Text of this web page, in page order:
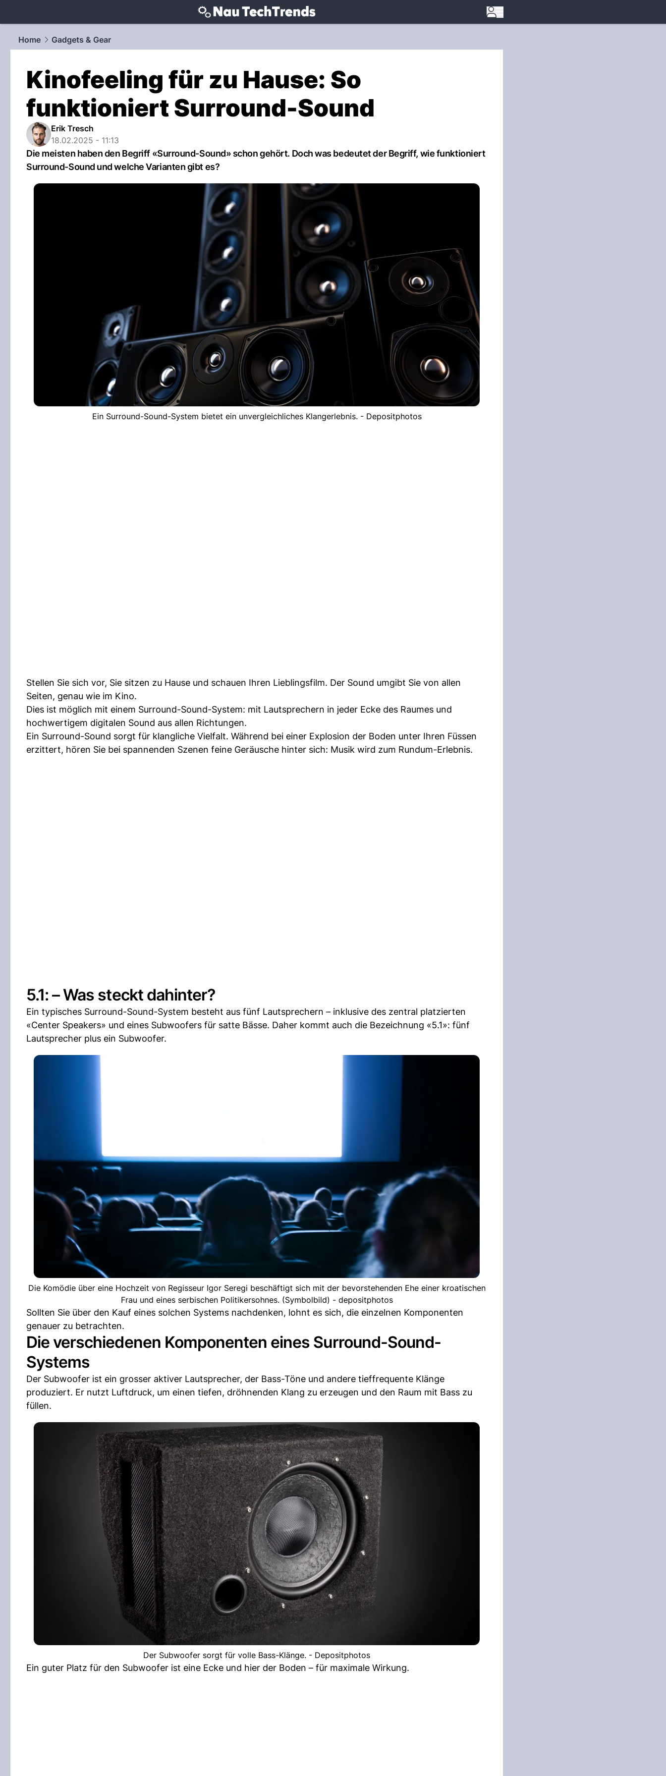
techtrends.NAU.ch
Home
Gadgets & Gear
Kinofeeling für zu Hause: So
funktioniert Surround-Sound
Erik Tresch
18.02.2025 - 11:13
Die meisten haben den Begriff «Surround-Sound» schon gehört. Doch was bedeutet der Begriff, wie funktioniert
Surround-Sound und welche Varianten gibt es?
Ein Surround-Sound-System bietet ein unvergleichliches Klangerlebnis. - Depositphotos
Stellen Sie sich vor, Sie sitzen zu Hause und schauen Ihren Lieblingsfilm. Der Sound umgibt Sie von allen
Seiten, genau wie im Kino.
Dies ist möglich mit einem Surround-Sound-System: mit Lautsprechern in jeder Ecke des Raumes und
hochwertigem digitalen Sound aus allen Richtungen.
Ein Surround-Sound sorgt für klangliche Vielfalt. Während bei einer Explosion der Boden unter Ihren Füssen
erzittert, hören Sie bei spannenden Szenen feine Geräusche hinter sich: Musik wird zum Rundum-Erlebnis.
5.1: – Was steckt dahinter?
Ein typisches Surround-Sound-System besteht aus fünf Lautsprechern – inklusive des zentral platzierten
«Center Speakers» und eines Subwoofers für satte Bässe. Daher kommt auch die Bezeichnung «5.1»: fünf
Lautsprecher plus ein Subwoofer.
Die Komödie über eine Hochzeit von Regisseur Igor Seregi beschäftigt sich mit der bevorstehenden Ehe einer kroatischen
Frau und eines serbischen Politikersohnes. (Symbolbild) - depositphotos
Sollten Sie über den Kauf eines solchen Systems nachdenken, lohnt es sich, die einzelnen Komponenten
genauer zu betrachten.
Die verschiedenen Komponenten eines Surround-Sound-
Systems
Der Subwoofer ist ein grosser aktiver Lautsprecher, der Bass-Töne und andere tieffrequente Klänge
produziert. Er nutzt Luftdruck, um einen tiefen, dröhnenden Klang zu erzeugen und den Raum mit Bass zu
füllen.
Der Subwoofer sorgt für volle Bass-Klänge. - Depositphotos
Ein guter Platz für den Subwoofer ist eine Ecke und hier der Boden – für maximale Wirkung.